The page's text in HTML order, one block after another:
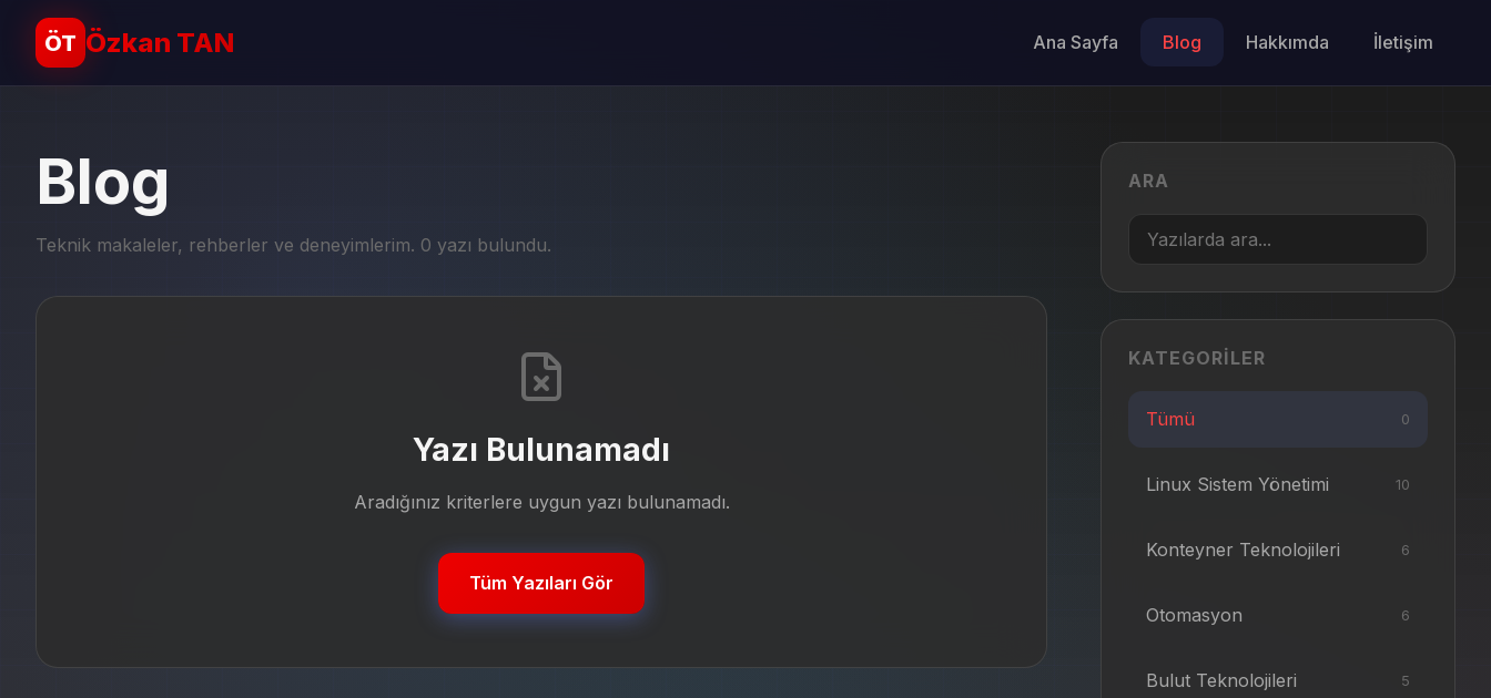
ÖT Özkan TAN Ana Sayfa Blog Hakkımda İletişim
Blog
Teknik makaleler, rehberler ve deneyimlerim. 0 yazı bulundu.
Yazı Bulunamadı
Aradığınız kriterlere uygun yazı bulunamadı.
Tüm Yazıları Gör
ARA
KATEGORILER
Tümü 0
Linux Sistem Yönetimi 10
Konteyner Teknolojileri 6
Otomasyon 6
Bulut Teknolojileri 5